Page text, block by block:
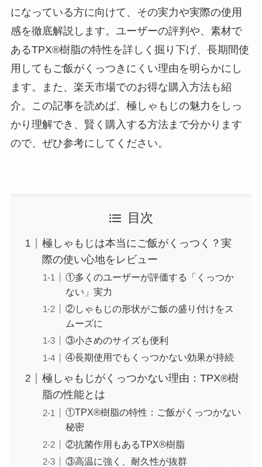
になっている方に向けて、その実力や実際の使用
感を徹底解説します。ユーザーの評判や、素材で
あるTPX®樹脂の特性を詳しく掘り下げ、長期間使
用してもご飯がくっつきにくい理由を明らかにし
ます。また、楽天市場でのお得な購入方法も紹
介。この記事を読めば、極しゃもじの魅力をしっ
かり理解でき、賢く購入する方法まで分かります
ので、ぜひ参考にしてください。
目次
極しゃもじは本当にご飯がくっつく？実
際の使い心地をレビュー
①多くのユーザーが評価する「くっつか
ない」実力
②しゃもじの形状がご飯の盛り付けをス
ムーズに
③小さめのサイズも便利
④長期使用でもくっつかない効果が持続
極しゃもじがくっつかない理由：TPX®樹
脂の性能とは
①TPX®樹脂の特性：ご飯がくっつかない
秘密
②抗菌作用もあるTPX®樹脂
③高温に強く、耐久性が抜群